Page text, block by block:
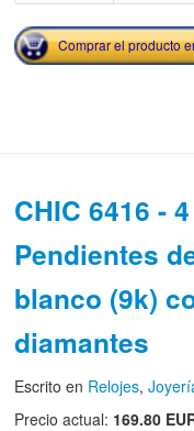
Comprar el producto
CHIC 6416 -
Pendientes
blanco (9k)
diamantes
Escrito en Relojes,
Precio actual: 169.80